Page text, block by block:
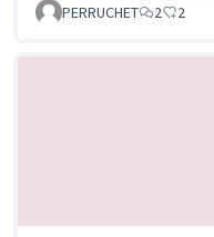
PERRUCHET
2 2